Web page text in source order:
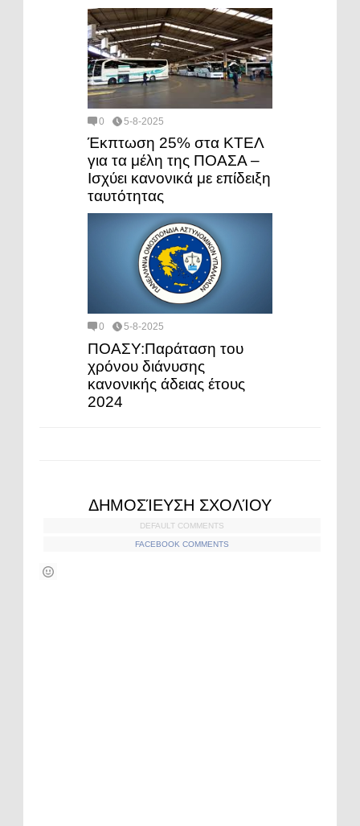
0 5-8-2025
Έκπτωση 25% στα ΚΤΕΛ
για τα μέλη της ΠΟΑΣΑ –
Ισχύει κανονικά με επίδειξη
ταυτότητας
0 5-8-2025
ΠΟΑΣΥ:Παράταση του
χρόνου διάνυσης
κανονικής άδειας έτους
2024
ΔΗΜΟΣΊΕΥΣΗ ΣΧΟΛΊΟΥ
DEFAULT COMMENTS
FACEBOOK COMMENTS